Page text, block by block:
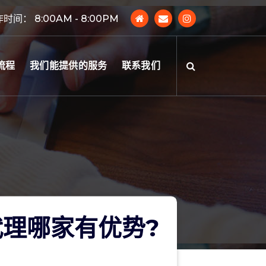
时间： 8:00AM - 8:00PM
程 我们能提供的服务 联系我们
哪家有优势?